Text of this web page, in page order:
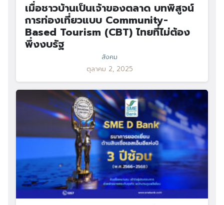
เมื่อชาวบ้านเป็นเจ้าของตลาด บทพิสูจน์
การท่องเที่ยวแบบ Community-
Based Tourism (CBT) ไทยที่ไม่ต้อง
พึ่งงบรัฐ
สังคม
ตุลาคม 2, 2025